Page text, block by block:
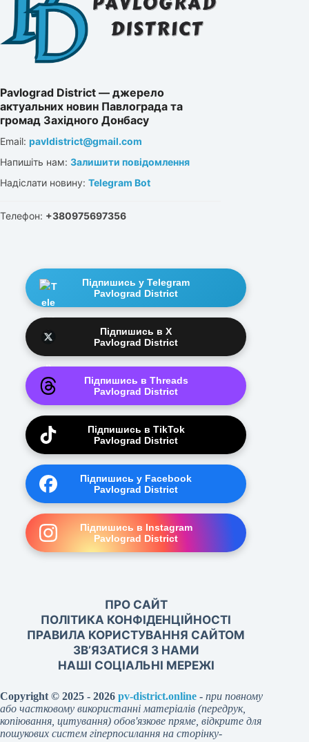
Pavlograd District — джерело
актуальних новин Павлограда та
громад Західного Донбасу
Email: pavldistrict@gmail.com
Напишіть нам: Залишити повідомлення
Надіслати новину: Telegram Bot
Телефон: +380975697356
Підпишись у Telegram
Pavlograd District
Підпишись в X
Pavlograd District
Підпишись в Threads
Pavlograd District
Підпишись в TikTok
Pavlograd District
Підпишись у Facebook
Pavlograd District
Підпишись в Instagram
Pavlograd District
ПРО САЙТ
ПОЛІТИКА КОНФІДЕНЦІЙНОСТІ
ПРАВИЛА КОРИСТУВАННЯ САЙТОМ
ЗВ’ЯЗАТИСЯ З НАМИ
НАШІ СОЦІАЛЬНІ МЕРЕЖІ
Copyright © 2025 - 2026 pv-district.online - при повному
або частковому використанні матеріалів (передрук,
копіювання, цитування) обов'язкове пряме, відкрите для
пошукових систем гіперпосилання на сторінку-